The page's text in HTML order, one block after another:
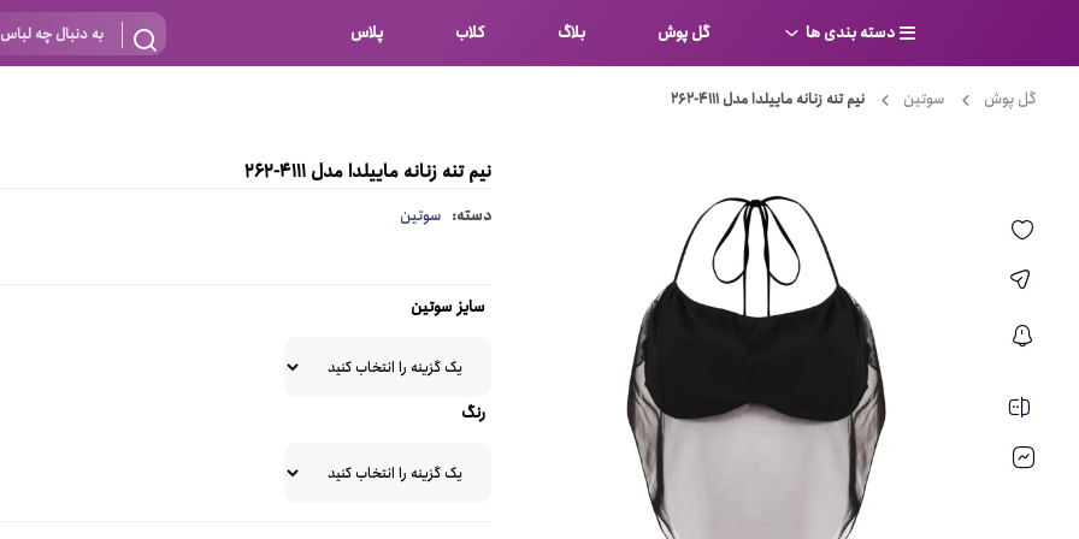
دسته بندی ها
سوتین
ست لباس زیر
لباس خواب
گل پوش بلاگ کلاب پلاس
گل پوش سوتین نیم تنه زنانه ماییلدا مدل 4111-262
نیم تنه زنانه ماییلدا مدل 4111-262
دسته: سوتین
سایز سوتین
رنگ